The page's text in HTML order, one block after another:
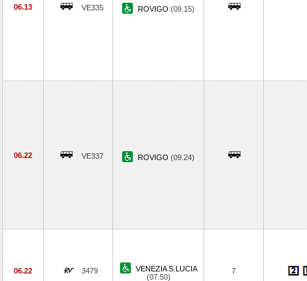
06.13 VE335 ROVIGO (09.15)
06.22 VE337 ROVIGO (09.24)
06.22 3479
VENEZIA S.LUCIA
(07.50)
7